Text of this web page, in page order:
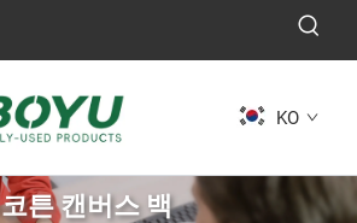
KO
코튼 캔버스 백